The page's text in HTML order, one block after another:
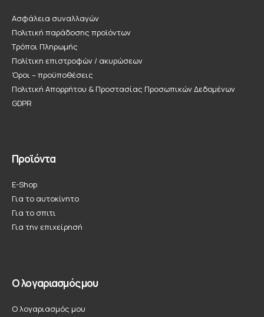
Ασφάλεια συναλλαγών
Πολιτική παράδοσης προϊόντων
Τρόποι Πληρωμής
Πολίτικη επιστροφών / ακυρώσεων
Όροι – προϋποθέσεις
Πολιτική Απορρήτου & Προστασίας Προσωπικών Δεδομένων
GDPR
Προϊόντα
E-Shop
Για το αυτοκίνητο
Για το σπιτι
Για την επιχείρησή
Ο λογαριασμός μου
Ο λογαριασμός μου